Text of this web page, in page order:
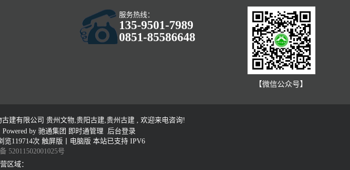
服务热线：
135-9501-7989
0851-85586648
【微信公众号】
建有限公司 贵州文物,贵阳古建,贵州古建 , 欢迎来电咨询!
Powered by 驰通集团 即时通管理
后台登录
览119714次 触屏版 电脑版 本站已支持 IPV6
52011502001025号
区域：